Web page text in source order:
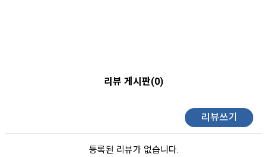
리뷰 게시판(0)
리뷰쓰기
등록된 리뷰가 없습니다.